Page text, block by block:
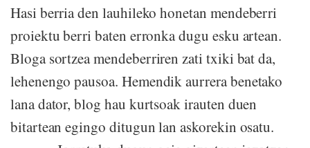
Hasi berria den lauhileko honetan mendeberri
proiektu berri baten erronka dugu esku artean.
Bloga sortzea mendeberriren zati txiki bat da,
lehenengo pausoa. Hemendik aurrera benetako
lana dator, blog hau kurtsoak irauten duen
bitartean egingo ditugun lan askorekin osatu.